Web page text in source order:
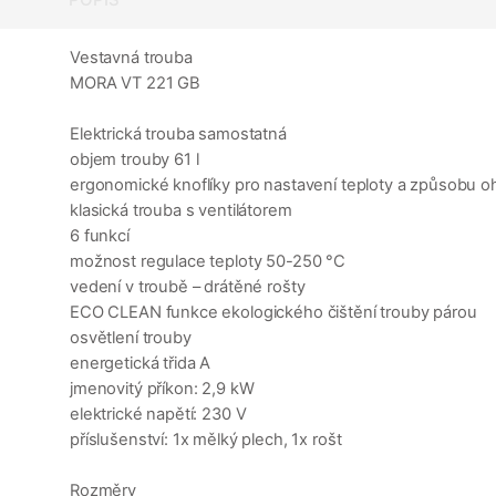
Vestavná trouba
MORA VT 221 GB
Elektrická trouba samostatná
objem trouby 61 l
ergonomické knoflíky pro nastavení teploty a způsobu
klasická trouba s ventilátorem
6 funkcí
možnost regulace teploty 50-250 °C
vedení v troubě – drátěné rošty
ECO CLEAN funkce ekologického čištění trouby párou
osvětlení trouby
energetická třida A
jmenovitý příkon: 2,9 kW
elektrické napětí: 230 V
příslušenství: 1x mělký plech, 1x rošt
Rozměry